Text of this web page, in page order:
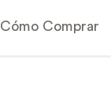
Cómo Comprar